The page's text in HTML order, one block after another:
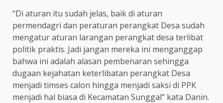
“Di aturan itu sudah jelas, baik di aturan
permendagri dan peraturan perangkat Desa sudah
mengatur aturan larangan perangkat desa terlibat
politik praktis. Jadi jangan mereka ini menganggap
bahwa ini adalah alasan pembenaran sehingga
dugaan kejahatan keterlibatan perangkat Desa
menjadi timses calon hingga menjadi saksi di PPK
menjadi hal biasa di Kecamatan Sunggal” kata Danin.